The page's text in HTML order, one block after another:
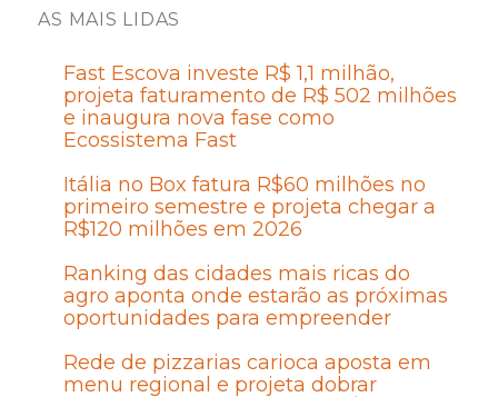
AS MAIS LIDAS
Fast Escova investe R$ 1,1 milhão,
projeta faturamento de R$ 502 milhões
e inaugura nova fase como
Ecossistema Fast
Itália no Box fatura R$60 milhões no
primeiro semestre e projeta chegar a
R$120 milhões em 2026
Ranking das cidades mais ricas do
agro aponta onde estarão as próximas
oportunidades para empreender
Rede de pizzarias carioca aposta em
menu regional e projeta dobrar